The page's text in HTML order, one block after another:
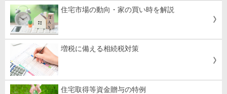
住宅市場の動向・家の買い時を解説
増税に備える相続税対策
住宅取得等資金贈与の特例